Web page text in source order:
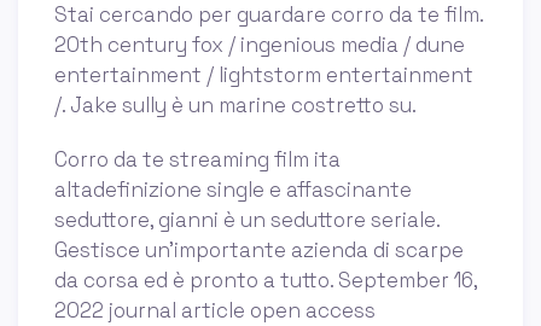
Stai cercando per guardare corro da te film.
20th century fox / ingenious media / dune
entertainment / lightstorm entertainment
/. Jake sully è un marine costretto su.
Corro da te streaming film ita
altadefinizione single e affascinante
seduttore, gianni è un seduttore seriale.
Gestisce un’importante azienda di scarpe
da corsa ed è pronto a tutto. September 16,
2022 journal article open access